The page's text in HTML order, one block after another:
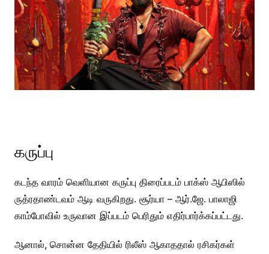
கருப்பு
கடந்த வாரம் வெளியான கருப்பு திரைப்படம் பாக்ஸ் ஆபிஸில்
ருத்ரதாண்டவம் ஆடி வருகிறது. சூர்யா – ஆர்.ஜே. பாலாஜி
காம்போவில் உருவான இப்படம் பெரிதும் எதிர்பார்க்கப்பட்டது.
ஆனால், சொன்ன தேதியில் ரிலீஸ் ஆகாததால் ரசிகர்கள்